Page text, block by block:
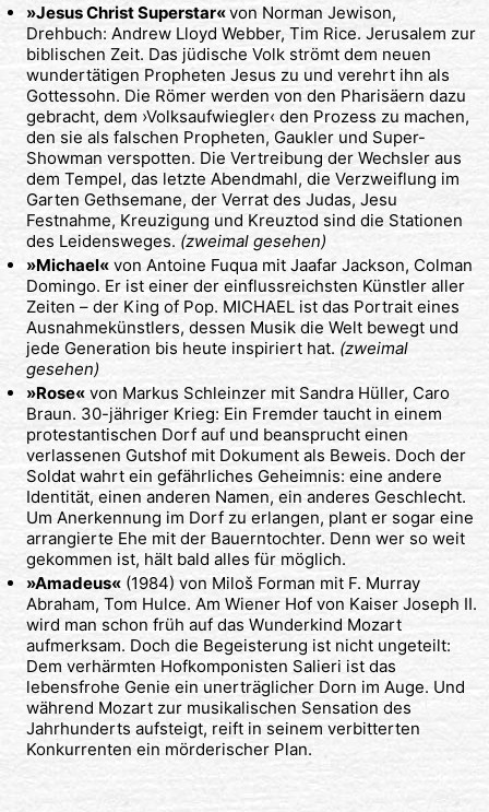
»Jesus Christ Superstar«von Norman Jewison,
Drehbuch: Andrew Lloyd Webber, Tim Rice. Jerusalem zur
biblischen Zeit. Das jüdische Volk strömt dem neuen
wundertätigen Propheten Jesus zu und verehrt ihn als
Gottessohn. Die Römer werden von den Pharisäern dazu
gebracht, dem ›Volksaufwiegler‹ den Prozess zu machen,
den sie als falschen Propheten, Gaukler und Super-
Showman verspotten. Die Vertreibung der Wechsler aus
dem Tempel, das letzte Abendmahl, die Verzweiflung im
Garten Gethsemane, der Verrat des Judas, Jesu
Festnahme, Kreuzigung und Kreuztod sind die Stationen
des Leidensweges. (zweimal gesehen)
»Michael«von Antoine Fuqua mit Jaafar Jackson, Colman
Domingo. Er ist einer der einflussreichsten Künstler aller
Zeiten – der King of Pop. MICHAEL ist das Portrait eines
Ausnahmekünstlers, dessen Musik die Welt bewegt und
jede Generation bis heute inspiriert hat. (zweimal
gesehen)
»Rose«von Markus Schleinzer mit Sandra Hüller, Caro
Braun. 30-jähriger Krieg: Ein Fremder taucht in einem
protestantischen Dorf auf und beansprucht einen
verlassenen Gutshof mit Dokument als Beweis. Doch der
Soldat wahrt ein gefährliches Geheimnis: eine andere
Identität, einen anderen Namen, ein anderes Geschlecht.
Um Anerkennung im Dorf zu erlangen, plant er sogar eine
arrangierte Ehe mit der Bauerntochter. Denn wer so weit
gekommen ist, hält bald alles für möglich.
»Amadeus«(1984) von Miloš Forman mit F. Murray
Abraham, Tom Hulce. Am Wiener Hof von Kaiser Joseph II.
wird man schon früh auf das Wunderkind Mozart
aufmerksam. Doch die Begeisterung ist nicht ungeteilt:
Dem verhärmten Hofkomponisten Salieri ist das
lebensfrohe Genie ein unerträglicher Dorn im Auge. Und
während Mozart zur musikalischen Sensation des
Jahrhunderts aufsteigt, reift in seinem verbitterten
Konkurrenten ein mörderischer Plan.